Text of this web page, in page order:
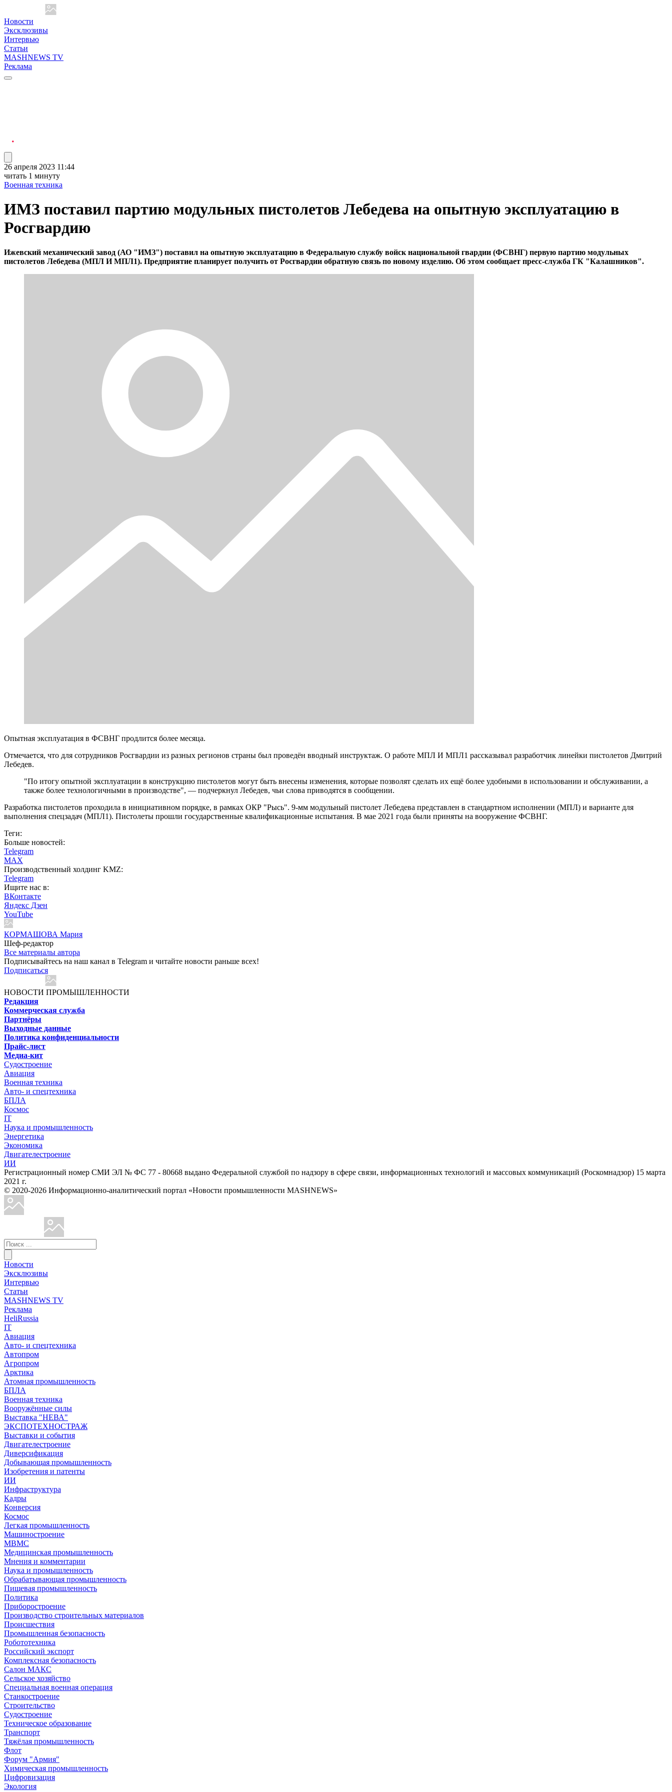
Новости
Эксклюзивы
Интервью
Статьи
MASHNEWS TV
Реклама
26 апреля 2023 11:44
читать 1 минуту
Военная техника
ИМЗ поставил партию модульных пистолетов Лебедева на опытную эксплуатацию в
Росгвардию
Ижевский механический завод (АО "ИМЗ") поставил на опытную эксплуатацию в Федеральную службу войск национальной гвардии (ФСВНГ) первую партию модульных
пистолетов Лебедева (МПЛ И МПЛ1). Предприятие планирует получить от Росгвардии обратную связь по новому изделию. Об этом сообщает пресс-служба ГК "Калашников".
Опытная эксплуатация в ФСВНГ продлится более месяца.
Отмечается, что для сотрудников Росгвардии из разных регионов страны был проведён вводный инструктаж. О работе МПЛ И МПЛ1 рассказывал разработчик линейки пистолетов Дмитрий
Лебедев.
"По итогу опытной эксплуатации в конструкцию пистолетов могут быть внесены изменения, которые позволят сделать их ещё более удобными в использовании и обслуживании, а
также более технологичными в производстве", — подчеркнул Лебедев, чьи слова приводятся в сообщении.
Разработка пистолетов проходила в инициативном порядке, в рамках ОКР "Рысь". 9-мм модульный пистолет Лебедева представлен в стандартном исполнении (МПЛ) и варианте для
выполнения спецзадач (МПЛ1). Пистолеты прошли государственные квалификационные испытания. В мае 2021 года были приняты на вооружение ФСВНГ.
Теги:
Больше новостей:
Telegram
MAX
Производственный холдинг KMZ:
Telegram
Ищите нас в:
ВКонтакте
Яндекс Дзен
YouTube
КОРМАШОВА Мария
Шеф-редактор
Все материалы автора
Подписывайтесь на наш канал в Telegram и читайте новости раньше всех!
Подписаться
НОВОСТИ ПРОМЫШЛЕННОСТИ
Редакция
Коммерческая служба
Партнёры
Выходные данные
Политика конфиденциальности
Прайс-лист
Медиа-кит
Судостроение
Авиация
Военная техника
Авто- и спецтехника
БПЛА
Космос
IT
Наука и промышленность
Энергетика
Экономика
Двигателестроение
ИИ
Регистрационный номер СМИ ЭЛ № ФС 77 - 80668 выдано Федеральной службой по надзору в сфере связи, информационных технологий и массовых коммуникаций (Роскомнадзор) 15 марта
2021 г.
© 2020-2026 Информационно-аналитический портал «Новости промышленности MASHNEWS»
Новости
Эксклюзивы
Интервью
Статьи
MASHNEWS TV
Реклама
HeliRussia
IT
Авиация
Авто- и спецтехника
Автопром
Агропром
Арктика
Атомная промышленность
БПЛА
Военная техника
Вооружённые силы
Выставка "НЕВА"
ЭКСПОТЕХНОСТРАЖ
Выставки и события
Двигателестроение
Диверсификация
Добывающая промышленность
Изобретения и патенты
ИИ
Инфраструктура
Кадры
Конверсия
Космос
Легкая промышленность
Машиностроение
МВМС
Медицинская промышленность
Мнения и комментарии
Наука и промышленность
Обрабатывающая промышленность
Пищевая промышленность
Политика
Приборостроение
Производство строительных материалов
Происшествия
Промышленная безопасность
Робототехника
Российский экспорт
Комплексная безопасность
Салон МАКС
Сельское хозяйство
Специальная военная операция
Станкостроение
Строительство
Судостроение
Техническое образование
Транспорт
Тяжёлая промышленность
Флот
Форум "Армия"
Химическая промышленность
Цифровизация
Экология